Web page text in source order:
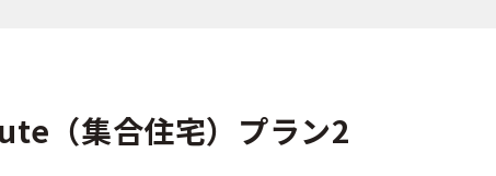
（集合住宅）プラン2